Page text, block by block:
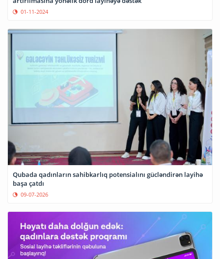
01-11-2024
Qubada qadınların sahibkarlıq potensialını gücləndirən layihə
başa çatdı
09-07-2026